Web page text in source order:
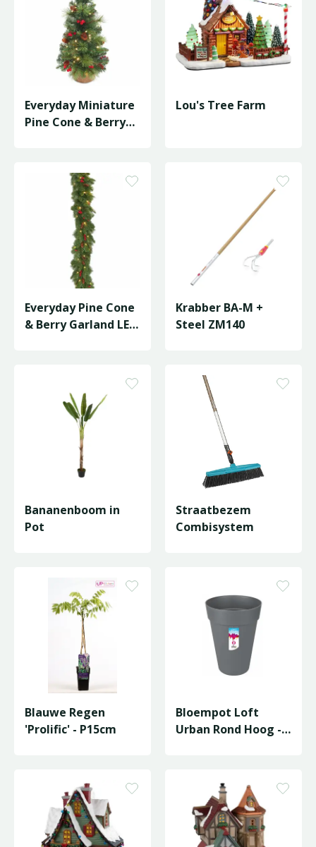
Everyday Miniature
Pine Cone & Berry
Lou's Tree Farm
Everyday Pine Cone
& Berry Garland LED
Krabber BA-M +
Steel ZM140
Bananenboom in
Pot
Straatbezem
Combisystem
Blauwe Regen
'Prolific' - P15cm
Bloempot Loft
Urban Rond Hoog -